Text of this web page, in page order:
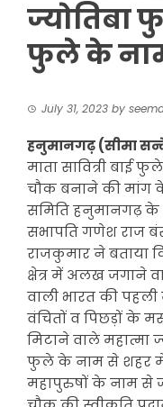
ज्योतिबा
फुले के
July 31, 2023 by
हनुमानगढ़ (सीमा
माता सावित्री
चौक बनाने की मांग
समिति हनुमानगढ़ के
सभापति गणेश राज
राजकुमार ने बताया
क्षेत्र में अलख जगाने
वाली भारत की पहली
वंचितों व पिछड़ों के
मिटाने वाले महात्मा
फुले के नाम से शहर में
महापुरुषों के नाम